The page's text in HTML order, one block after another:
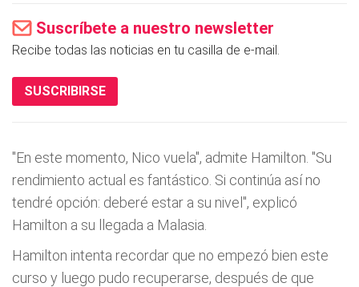
Suscríbete a nuestro newsletter
Recibe todas las noticias en tu casilla de e-mail.
SUSCRIBIRSE
"En este momento, Nico vuela", admite Hamilton. "Su
rendimiento actual es fantástico. Si continúa así no
tendré opción: deberé estar a su nivel", explicó
Hamilton a su llegada a Malasia.
Hamilton intenta recordar que no empezó bien este
curso y luego pudo recuperarse, después de que